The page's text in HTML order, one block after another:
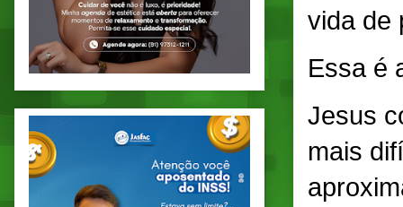
vida de
Essa é
Jesus
mais